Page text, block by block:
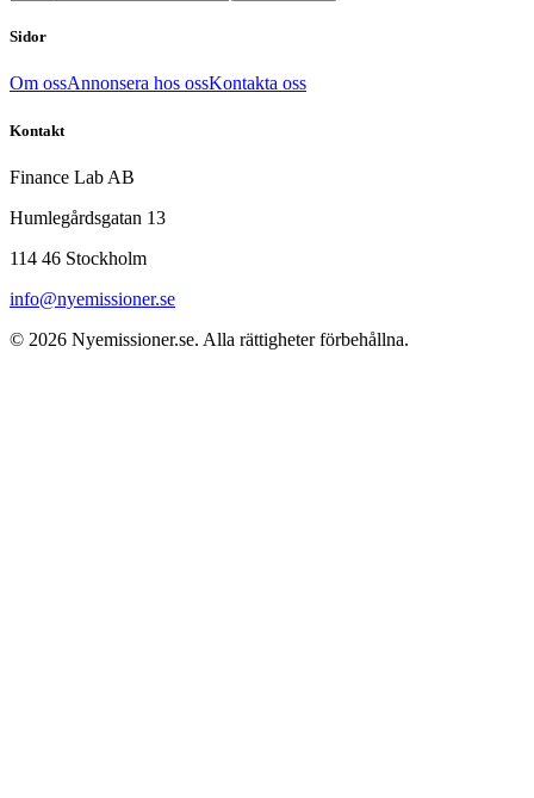
Sidor
Om ossAnnonsera hos ossKontakta oss
Kontakt
Finance Lab AB
Humlegårdsgatan 13
114 46 Stockholm
info@nyemissioner.se
© 2026 Nyemissioner.se. Alla rättigheter förbehållna.